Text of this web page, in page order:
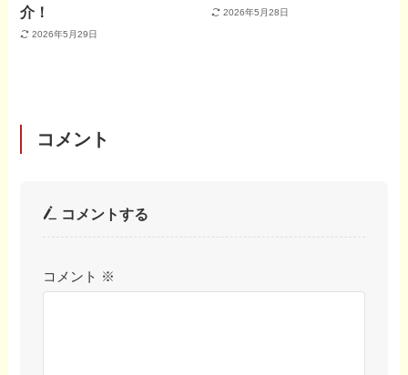
介！
2026年5月29日
2026年5月28日
コメント
コメントする
コメント ※